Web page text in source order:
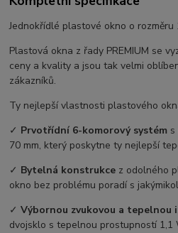
Jednokřídlé plastové okno o rozměru
Plastová okna z řady PREMIUM se
ceny a kvality a jsou tak velmi
zákazníků.
Ty nejlepší vlastnosti plastového
✓ Prvotřídní 6-komorový systém
70 mm, který poskytne ty nejlepší
✓ Bytelná konstrukce z odolného
okno bez problému poradí s
✓Výbornou zvukovou a tepelnou
dvojsklo s tepelnou prostupností 1,1